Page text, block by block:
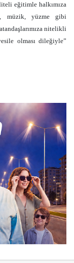
eğitimle halkımıza
müzik, yüzme gibi
nitelikli
olması dileğiyle”